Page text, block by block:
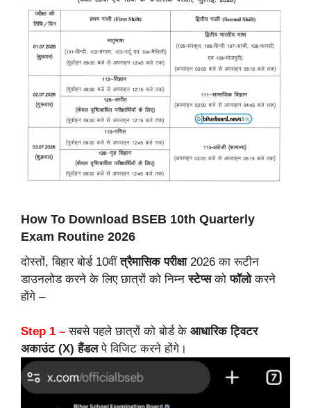
How To Download BSEB 10th Quarterly
Exam Routine 2026
दोस्तों, बिहार बोर्ड 10वींत्रैमासिक परीक्षा 2026 का रूटीन
डाउनलोड करने के लिए छात्रों को निम्नस्टेप्सकोफॉलोकरने
होंगे –
Step 1 – सबसे पहले छात्रों को बोर्ड के आधारिक ट्विटर
अकाउंट (X) हैंडलपे विजिट करने होंगे।